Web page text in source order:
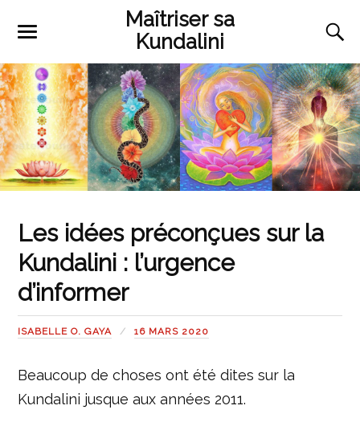
Maîtriser sa
Kundalini
Les idées préconçues sur la
Kundalini : l’urgence
d’informer
ISABELLE O. GAYA 16 MARS 2020
Beaucoup de choses ont été dites sur la
Kundalini jusque aux années 2011.